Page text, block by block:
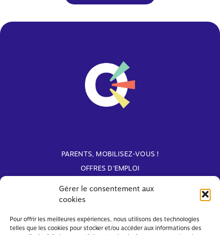
Gérer le consentement aux
cookies
Pour offrir les meilleures expériences, nous utilisons des technologies
telles que les cookies pour stocker et/ou accéder aux informations des
PARENTS, MOBILISEZ-VOUS !
OFFRES D'EMPLOI
Avec le soutien de